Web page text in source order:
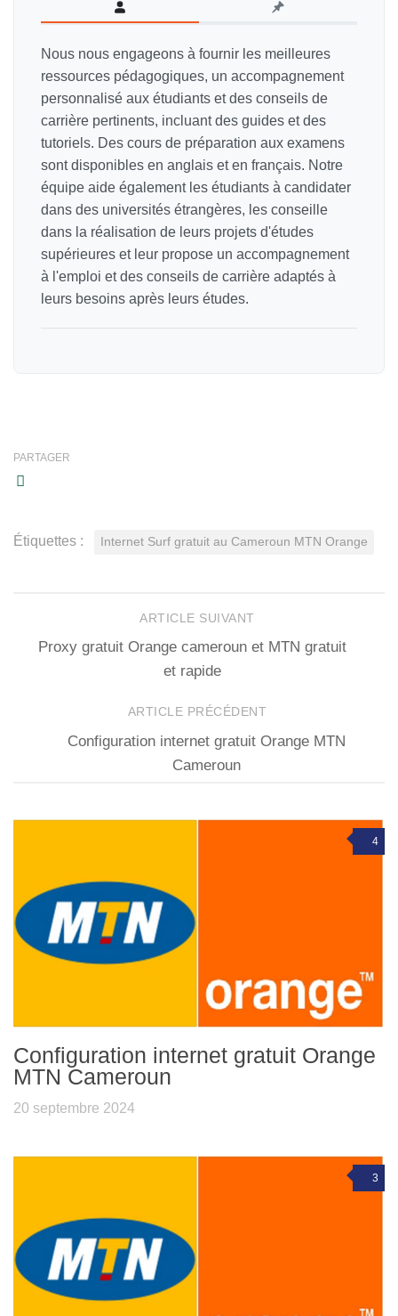
Nous nous engageons à fournir les meilleures
ressources pédagogiques, un accompagnement
personnalisé aux étudiants et des conseils de
carrière pertinents, incluant des guides et des
tutoriels. Des cours de préparation aux examens
sont disponibles en anglais et en français. Notre
équipe aide également les étudiants à candidater
dans des universités étrangères, les conseille
dans la réalisation de leurs projets d'études
supérieures et leur propose un accompagnement
à l'emploi et des conseils de carrière adaptés à
leurs besoins après leurs études.
PARTAGER
Étiquettes : Internet Surf gratuit au Cameroun MTN Orange
ARTICLE SUIVANT
Proxy gratuit Orange cameroun et MTN gratuit
et rapide
ARTICLE PRÉCÉDENT
Configuration internet gratuit Orange MTN
Cameroun
4
Configuration internet gratuit Orange
MTN Cameroun
20 septembre 2024
3